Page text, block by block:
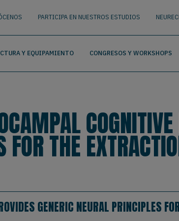
PARTICIPA EN NUESTROS ESTUDIOS
Y EQUIPAMIENTO CONGRESOS Y WORKSHOPS
THE
GENERIC NEURAL PRINCIPLES